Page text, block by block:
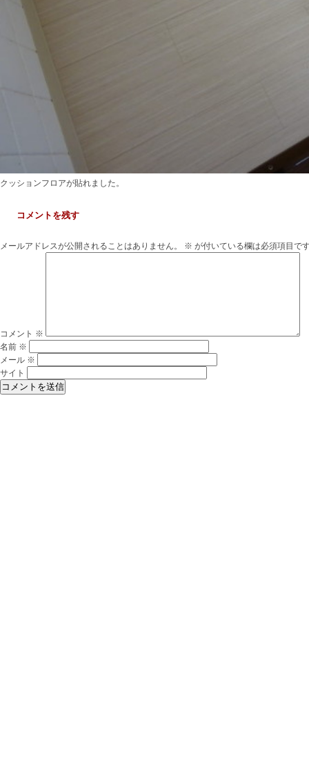
クッションフロアが貼れました。
コメントを残す
メールアドレスが公開されることはありません。 ※ が付いている欄は必須項目で
コメント ※
名前 ※
メール ※
サイト